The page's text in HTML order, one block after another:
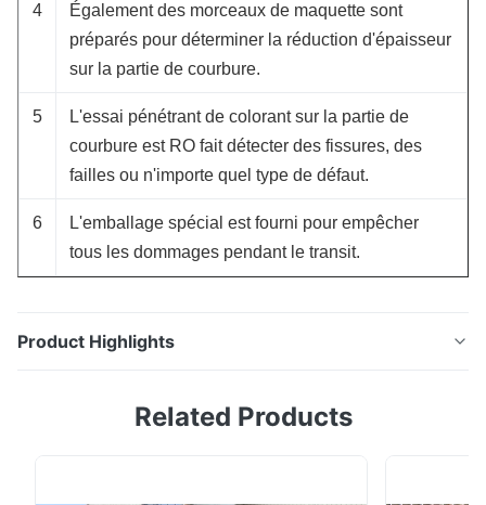
4
Également des morceaux de maquette sont
préparés pour déterminer la réduction d'épaisseur
sur la partie de courbure.
5
L'essai pénétrant de colorant sur la partie de
courbure est RO fait détecter des fissures, des
failles ou n'importe quel type de défaut.
6
L'emballage spécial est fourni pour empêcher
tous les dommages pendant le transit.
Product Highlights
vapeur d'économiseur d'acier au carbone/de tube à
réduire la consommation d'énergie, ou pour remplir
Related Products